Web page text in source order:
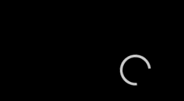
Les gestionnaires du Boom Café, café
abords des Halles Saint-Géry, sont
doute. Ce café autogéré, qui propose des